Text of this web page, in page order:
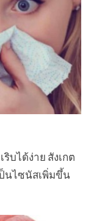
บได้ง่าย สังเกต
นไซนัสเพิ่มขึ้น